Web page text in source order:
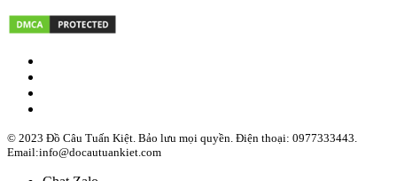
© 2023 Đồ Câu Tuấn Kiệt. Bảo lưu mọi quyền. Điện thoại: 0977333443.
Email:info@docautuankiet.com